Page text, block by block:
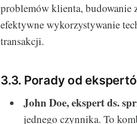
problemów klienta, budowanie
efektywne wykorzystywanie
transakcji.
3.3. Porady od
John Doe, ekspert ds.
jednego czynnika. To